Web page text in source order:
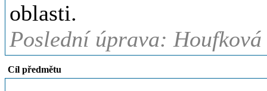
oblasti.
Poslední úprava:
Cíl předmětu